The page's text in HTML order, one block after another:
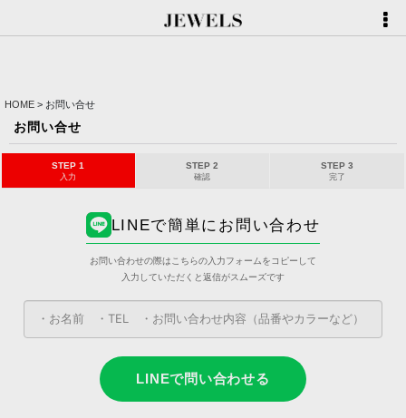
HOME > お問い合せ
お問い合せ
STEP 1
入力
STEP 2
確認
STEP 3
完了
LINEで簡単にお問い合わせ
お問い合わせの際はこちらの入力フォームをコピーして
入力していただくと返信がスムーズです
LINEで問い合わせる